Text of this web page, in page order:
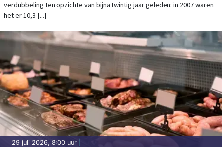
verdubbeling ten opzichte van bijna twintig jaar geleden: in 2007 waren
het er 10,3 [...]
29 juli 2026, 8:00 uur